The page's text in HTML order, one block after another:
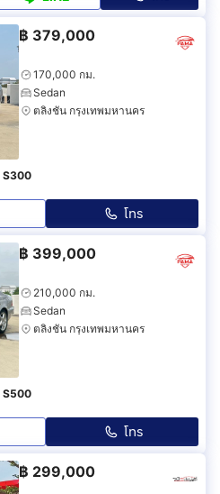
฿ 379,000
170,000 กม.
Sedan
ตลิ่งชัน กรุงเทพมหานคร
S300
โทร
฿ 399,000
210,000 กม.
Sedan
ตลิ่งชัน กรุงเทพมหานคร
S500
โทร
฿ 299,000